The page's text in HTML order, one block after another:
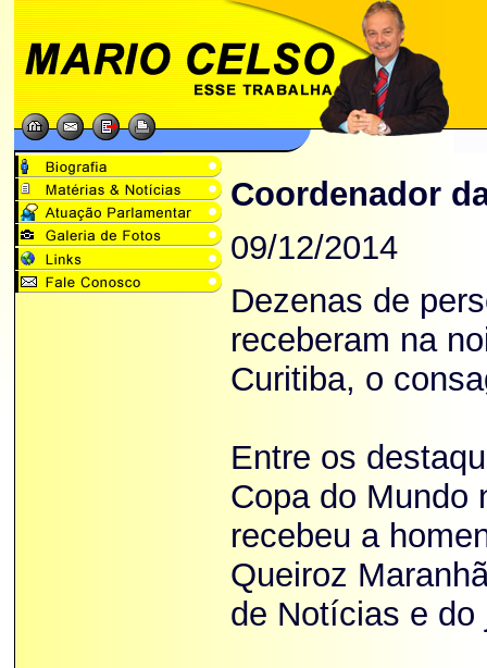
Coordenador
09/12/2014
Dezenas de
receberam na
Curitiba, o
Entre os
Copa do Mundo
recebeu a
Queiroz
de Notícias e do